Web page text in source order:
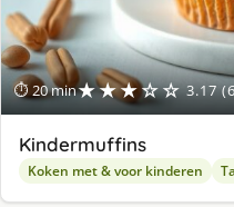
⏱ 20 min★★★☆☆ 3.17
Kindermuffins
Koken met & voor kinderen